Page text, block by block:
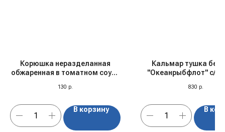
Корюшка неразделанная
обжаренная в томатном соусе
130 р.
В корзину
Кальмар тушка без
"Океанрыбфлот" с/м,
830 р.
В